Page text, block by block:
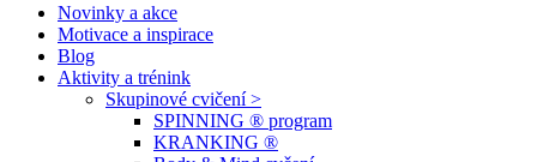
Novinky a akce
Motivace a inspirace
Blog
Aktivity a trénink
Skupinové cvičení >
SPINNING ® program
KRANKING ®